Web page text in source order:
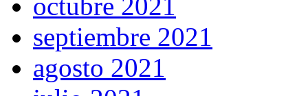
octubre 2021
septiembre 2021
agosto 2021